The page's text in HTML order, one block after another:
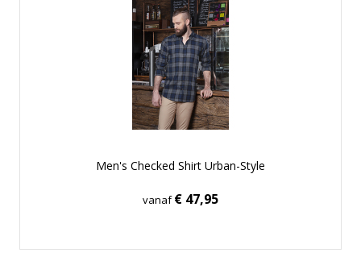
Men's Checked Shirt Urban-Style
vanaf€ 47,95